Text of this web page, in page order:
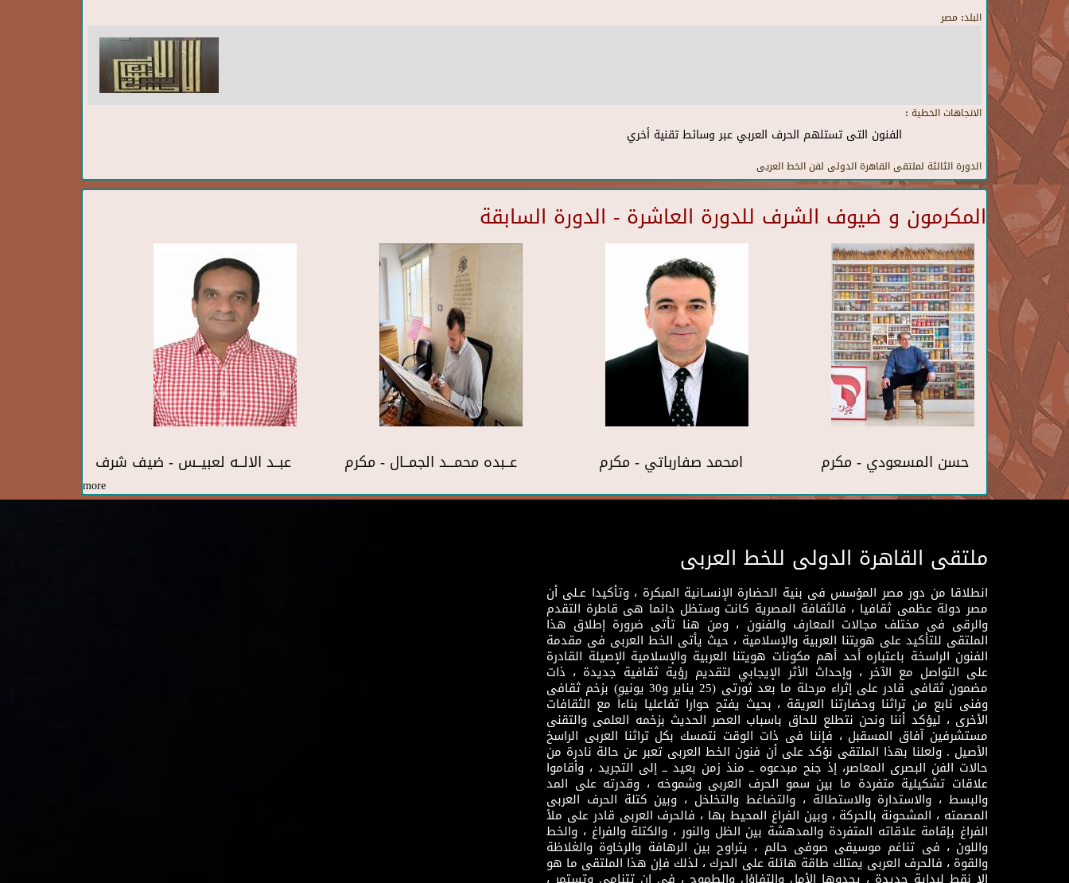
البلد: مصر
الاتجاهات الخطية :
الفنون التى تستلهم الحرف العربي عبر وسائط تقنية أخري
الدورة الثالثة لملتقى القاهرة الدولى لفن الخط العريى
المكرمون و ضيوف الشرف للدورة العاشرة - الدورة السابقة
عبــد الالــه لعبيــس - ضيف شرف عــبده محمـــد الجمــال - مكرم امحمد صفارباتي - مكرم حسن المسعودي - مكرم
more
ملتقى القاهرة الدولى للخط العربى
انطلاقا من دور مصر المؤسس فى بنية الحضارة الإنسـانية المبكرة ، وتأكيدا عـلى أن
مصر دولة عظمى ثقافيا ، فالثقافة المصرية كانت وستظل دائما هى قاطرة التقدم
والرقى فى مختلف مجالات المعارف والفنون ، ومن هنا تأتى ضرورة إطلاق هذا
الملتقى للتأكيد على هويتنا العربية والإسلامية ، حيث يأتى الخط العربى فى مقدمة
الفنون الراسخة باعتباره أحد أهم مكونات هويتنا العربية والإسلامية الإصيلة القادرة
على التواصل مع الآخر ، وإحداث الأثر الإيجابي لتقديم رؤية ثقافية جديدة ، ذات
مضمون ثقافى قادر على إثراء مرحلة ما بعد ثورتى (25 يناير و30 يونيو) بزخم ثقافى
وفنى نابع من تراثنا وحضارتنا العريقة ، بحيث يفتح حوارا تفاعليا بناءاً مع الثقافات
الأخرى ، ليؤكد أننا ونحن نتطلع للحاق باسباب العصر الحديث بزخمه العلمى والتقنى
مستشرفين آفاق المسقبل ، فإننا فى ذات الوقت نتمسك بكل تراثنا العربى الراسخ
الأصيل . ولعلنا بهذا الملتقى نؤكد على أن فنون الخط العربى تعبر عن حالة نادرة من
حالات الفن البصرى المعاصر، إذ جنح مبدعوه ــ منذ زمن بعيد ــ إلى التجريد ، وأقاموا
علاقات تشكيلية متفردة ما بين سمو الحرف العربى وشموخه ، وقدرته على المد
والبسط ، والاستدارة والاستطالة ، والتضاغط والتخلخل ، وبين كتلة الحرف العربى
المصمته ، المشحونة بالحركة ، وبين الفراغ المحيط بها ، فالحرف العربى قادر على ملأ
الفراغ بإقامة علاقاته المتفردة والمدهشة بين الظل والنور ، والكتلة والفراغ ، والخط
واللون ، فى تناغم موسيقى صوفى حالم ، يتراوح بين الرهافة والرخاوة والغلاظة
والقوة ، فالحرف العربى يمتلك طاقة هائلة على الحرك ، لذلك فإن هذا الملتقى ما هو